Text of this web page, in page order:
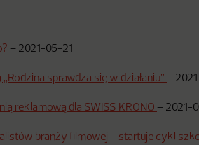
– 2021-05-21
sprawdza się w działaniu” –
reklamową dla SWISS KRONO – 2021-
branży filmowej – startuje cykl